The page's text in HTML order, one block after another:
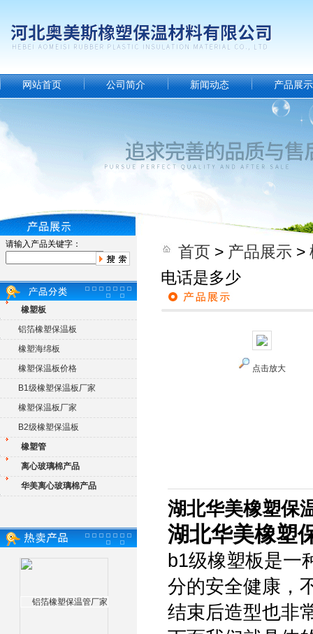
网站首页 公司简介 新闻动态 产品展示
请输入产品关键字：
橡塑板
铝箔橡塑保温板
橡塑海绵板
橡塑保温板价格
B1级橡塑保温板厂家
橡塑保温板厂家
B2级橡塑保温板
橡塑管
离心玻璃棉产品
华美离心玻璃棉产品
首页 > 产品展示 >
电话是多少
点击放大
湖北华美橡塑保
湖北华美橡塑
b1级橡塑板是一
分的安全健康，
结束后造型也非